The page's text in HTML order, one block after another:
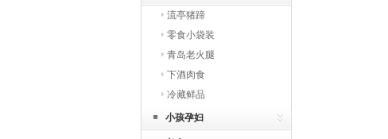
流亭猪蹄
零食小袋装
青岛老火腿
下酒肉食
冷藏鲜品
小孩孕妇